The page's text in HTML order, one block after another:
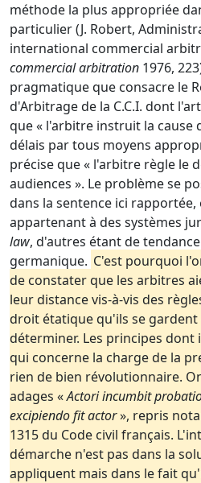
méthode la plus appropriée
particulier (J. Robert,
international commercial
commercial arbitration 1976,
pragmatique que consacre le
d'Arbitrage de la C.C.I. dont
que « l'arbitre instruit la cause
délais par tous moyens
précise que « l'arbitre règle le
audiences ». Le problème se
dans la sentence ici
appartenant à des systèmes
law, d'autres étant de
germanique. C'est pourquoi
de constater que les arbitres
leur distance vis-à-vis des
droit étatique qu'ils se
déterminer. Les principes dont
qui concerne la charge de la
rien de bien révolutionnaire.
adages «Actori incumbit
excipiendo fit actor», repris
1315 du Code civil français.
démarche n'est pas dans la
appliquent mais dans le fait